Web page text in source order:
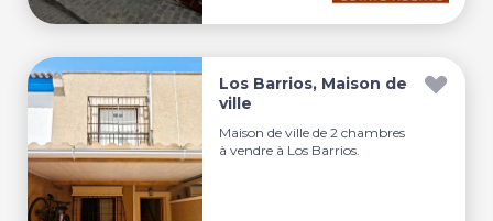
Los Barrios, Maison de
ville
Maison de ville de 2 chambres
à vendre à Los Barrios.